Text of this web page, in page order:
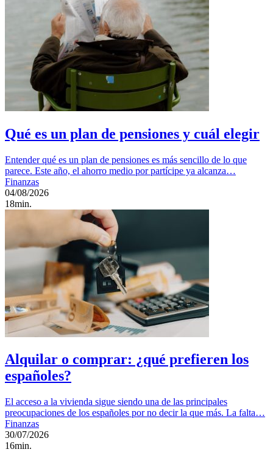
Qué es un plan de pensiones y cuál elegir
Entender qué es un plan de pensiones es más sencillo de lo que
parece. Este año, el ahorro medio por partícipe ya alcanza…
Finanzas
04/08/2026
18min.
Alquilar o comprar: ¿qué prefieren los
españoles?
El acceso a la vivienda sigue siendo una de las principales
preocupaciones de los españoles por no decir la que más. La falta…
Finanzas
30/07/2026
16min.